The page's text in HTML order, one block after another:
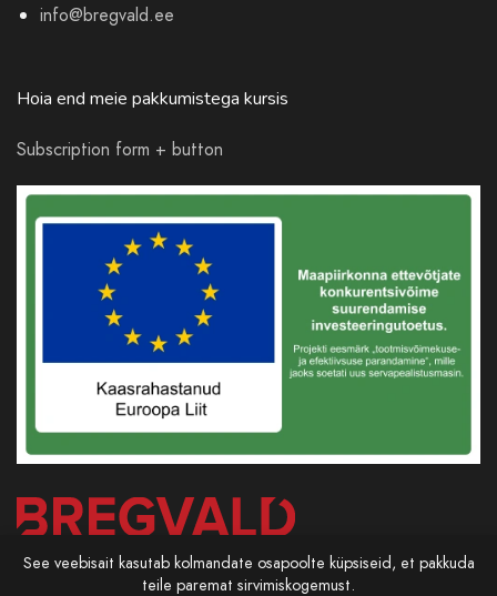
See veebisait kasutab kolmandate osapoolte küpsiseid, et pakkuda
teile paremat sirvimiskogemust.
info@bregvald.ee
Hoia end meie pakkumistega kursis
Subscription form + button